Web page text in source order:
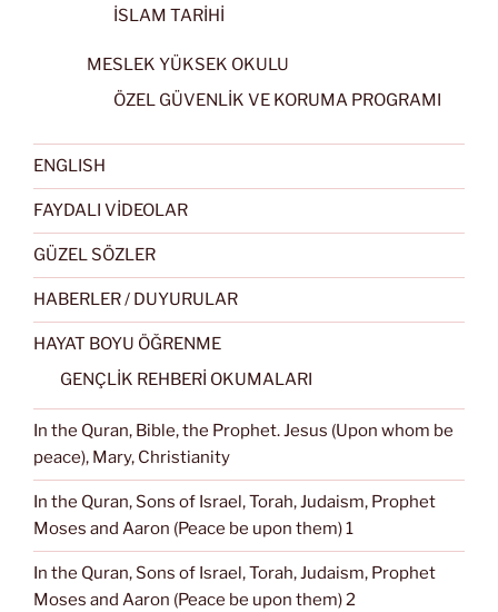
İSLAM TARİHİ
MESLEK YÜKSEK OKULU
ÖZEL GÜVENLİK VE KORUMA PROGRAMI
ENGLISH
FAYDALI VİDEOLAR
GÜZEL SÖZLER
HABERLER / DUYURULAR
HAYAT BOYU ÖĞRENME
GENÇLİK REHBERİ OKUMALARI
In the Quran, Bible, the Prophet. Jesus (Upon whom be
peace), Mary, Christianity
In the Quran, Sons of Israel, Torah, Judaism, Prophet
Moses and Aaron (Peace be upon them) 1
In the Quran, Sons of Israel, Torah, Judaism, Prophet
Moses and Aaron (Peace be upon them) 2